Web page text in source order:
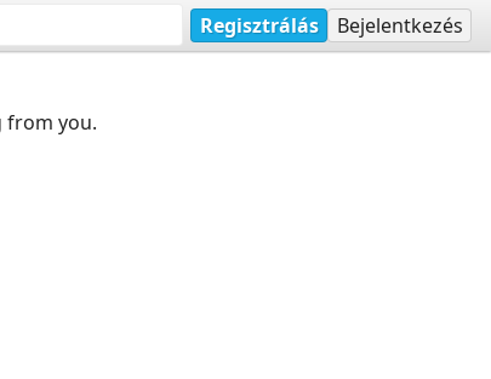
Regisztrálás Bejelentkezés
from you.